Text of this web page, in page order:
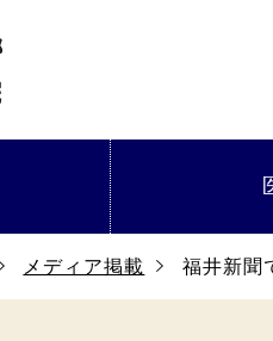
メディア掲載 福井新聞